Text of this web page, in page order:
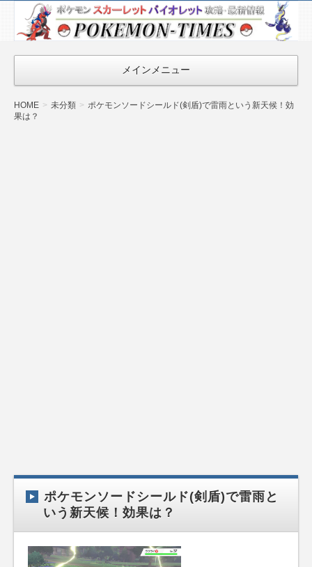
ポケモン最新
情報まとめ
『POKEMON-
TIMES』
メインメニュー
HOME 未分類
ポケモンソードシールド(剣盾)で雷雨という新天候！効
果は？
ポケモンソードシールド(剣盾)で雷雨と
いう新天候！効果は？